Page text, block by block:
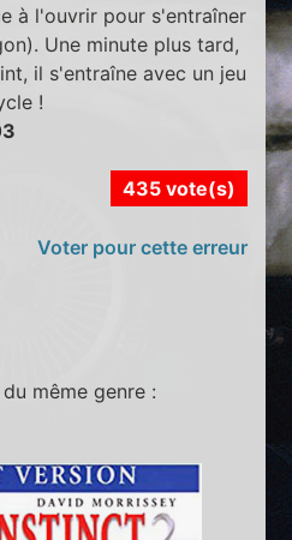
à l'ouvrir pour s'entraîner
Une minute plus tard,
il s'entraîne avec un jeu
!
435 vote(s)
Voter pour cette erreur
même genre :